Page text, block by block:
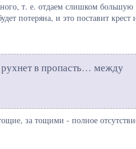
т. е. отдаем слишком большую
потеряна, и это поставит крест
в пропасть… между
за тощими - полное